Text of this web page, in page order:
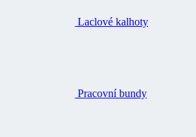
Laclové kalhoty
Pracovní bundy